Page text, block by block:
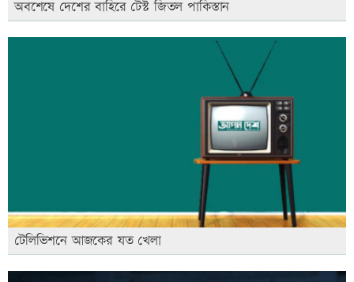
অবশেষে দেশের বাহিরে টেস্ট জিতল পাকিস্তান
টেলিভিশনে আজকের যত খেলা